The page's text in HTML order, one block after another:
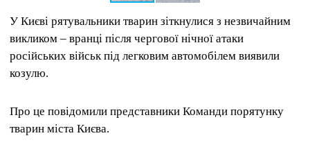
У Києві рятувальники тварин зіткнулися з незвичайним
викликом – вранці після чергової нічної атаки
російських військ під легковим автомобілем виявили
козулю.
Про це повідомили представники Команди порятунку
тварин міста Києва.